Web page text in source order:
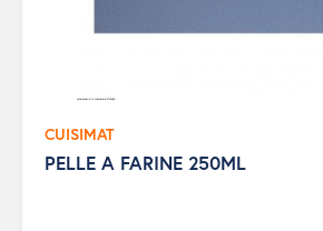
CUISIMAT
PELLE A FARINE 250ML